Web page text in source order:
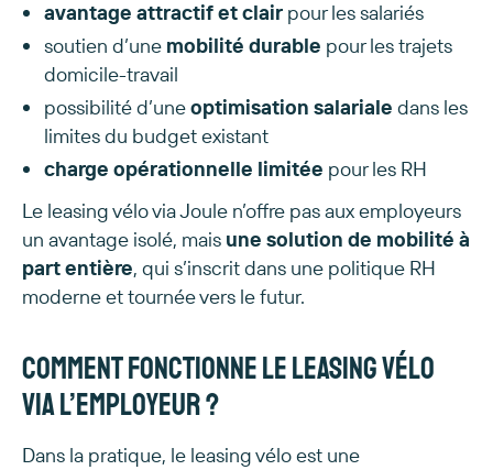
avantage attractif et clair pour les salariés
soutien d’une mobilité durable pour les trajets
domicile-travail
possibilité d’uneoptimisation salariale dans les
limites du budget existant
charge opérationnelle limitée pour les RH
Le leasing vélo via Joule n’offre pas aux employeurs
un avantage isolé, mais une solution de mobilité à
part entière, qui s’inscrit dans une politique RH
moderne et tournée vers le futur.
Comment fonctionne le leasing vélo
via l’employeur ?
Dans la pratique, le leasing vélo est une